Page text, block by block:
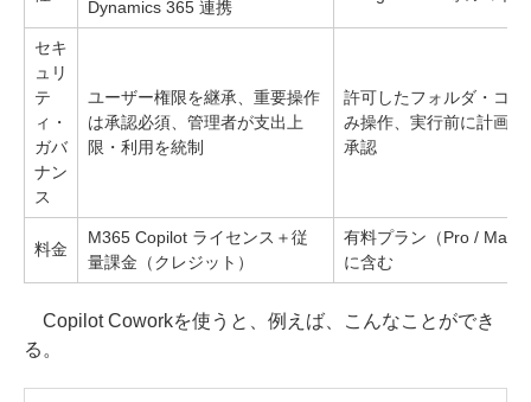
Dynamics 365 連携
セキ
ュリ
テ
ィ・
ガバ
ナン
ス
ユーザー権限を継承、重要操作
は承認必須、管理者が支出上
限・利用を統制
許可したフォルダ・コネ
み操作、実行前に計画を
承認
料金
M365 Copilot ライセンス＋従
量課金（クレジット）
有料プラン（Pro / Max
に含む
Copilot Coworkを使うと、例えば、こんなことができ
る。